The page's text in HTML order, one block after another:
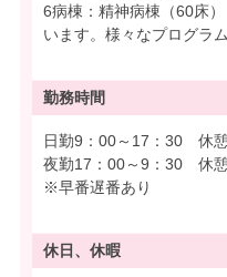
6病棟：精神病棟（60床
います。様々なプログラ
勤務時間
日勤9：00～17：30 休
夜勤17：00～9：30 休
※早番遅番あり
休日、休暇